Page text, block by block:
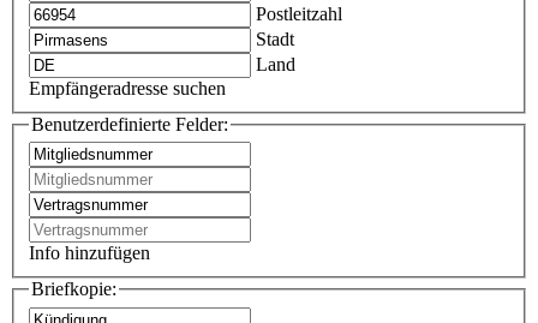
Postleitzahl
Stadt
Land
Empfängeradresse suchen
Benutzerdefinierte Felder:
Info hinzufügen
Briefkopie: